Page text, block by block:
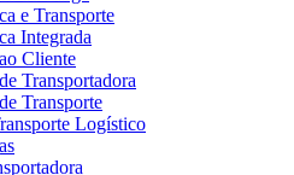
e Transporte
Integrada
Cliente
Transportadora
Transporte
Logístico